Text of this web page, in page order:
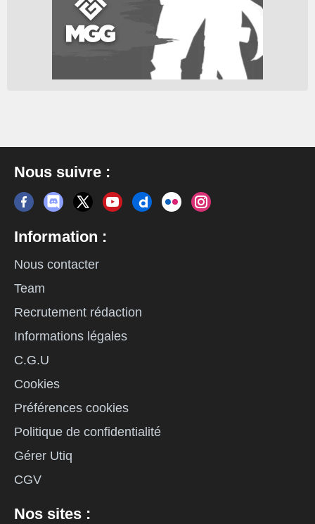
Nous suivre :
Information :
Nous contacter
Team
Recrutement rédaction
Informations légales
C.G.U
Cookies
Préférences cookies
Politique de confidentialité
Gérer Utiq
CGV
Nos sites :